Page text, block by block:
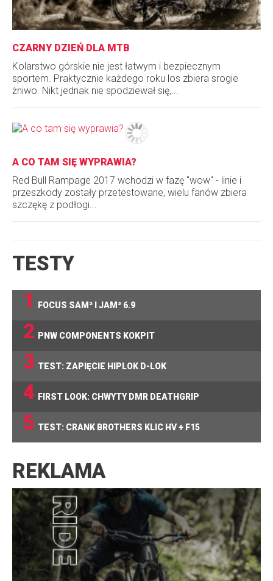
CZARNY DZIEŃ DLA MTB
Kolarstwo górskie nie jest łatwym i bezpiecznym
sportem. Praktycznie każdego roku los zbiera srogie
żniwo. Nikt jednak nie spodziewał się,...
A CO TAM SIĘ WYPRAWIA?
Red Bull Rampage 2017 wchodzi w fazę "wow" - linie i
przeszkody zostały przetestowane, wielu fanów zbiera
szczękę z podłogi...
TESTY
1
FOCUS SAM² I JAM² 6.9
2 PNW COMPONENTS KOKPIT
3 TEST: ZAPIĘCIE HIPLOK D-LOK
4 FIRST LOOK: CHWYTY DMR DEATHGRIP
5 TEST: CRANK BROTHERS KLIC HV + F15
REKLAMA